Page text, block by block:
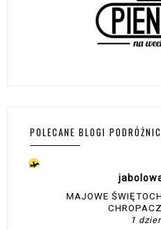
POLECANE BLOGI
MAJOWE
1